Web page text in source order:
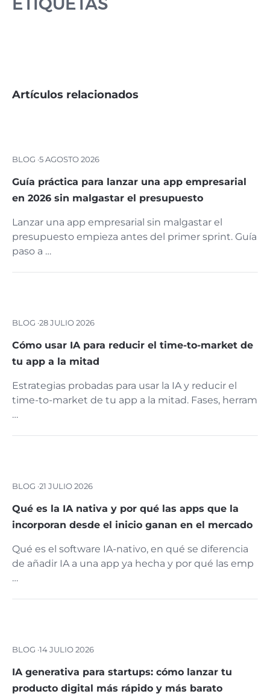
Artículos relacionados
BLOG ·5 AGOSTO 2026
Guía práctica para lanzar una app empresarial
en 2026 sin malgastar el presupuesto
Lanzar una app empresarial sin malgastar el
presupuesto empieza antes del primer sprint. Guía
paso a …
BLOG ·28 JULIO 2026
Cómo usar IA para reducir el time-to-market de
tu app a la mitad
Estrategias probadas para usar la IA y reducir el
time-to-market de tu app a la mitad. Fases, herram
…
BLOG ·21 JULIO 2026
Qué es la IA nativa y por qué las apps que la
incorporan desde el inicio ganan en el mercado
Qué es el software IA-nativo, en qué se diferencia
de añadir IA a una app ya hecha y por qué las emp
…
BLOG ·14 JULIO 2026
IA generativa para startups: cómo lanzar tu
producto digital más rápido y más barato